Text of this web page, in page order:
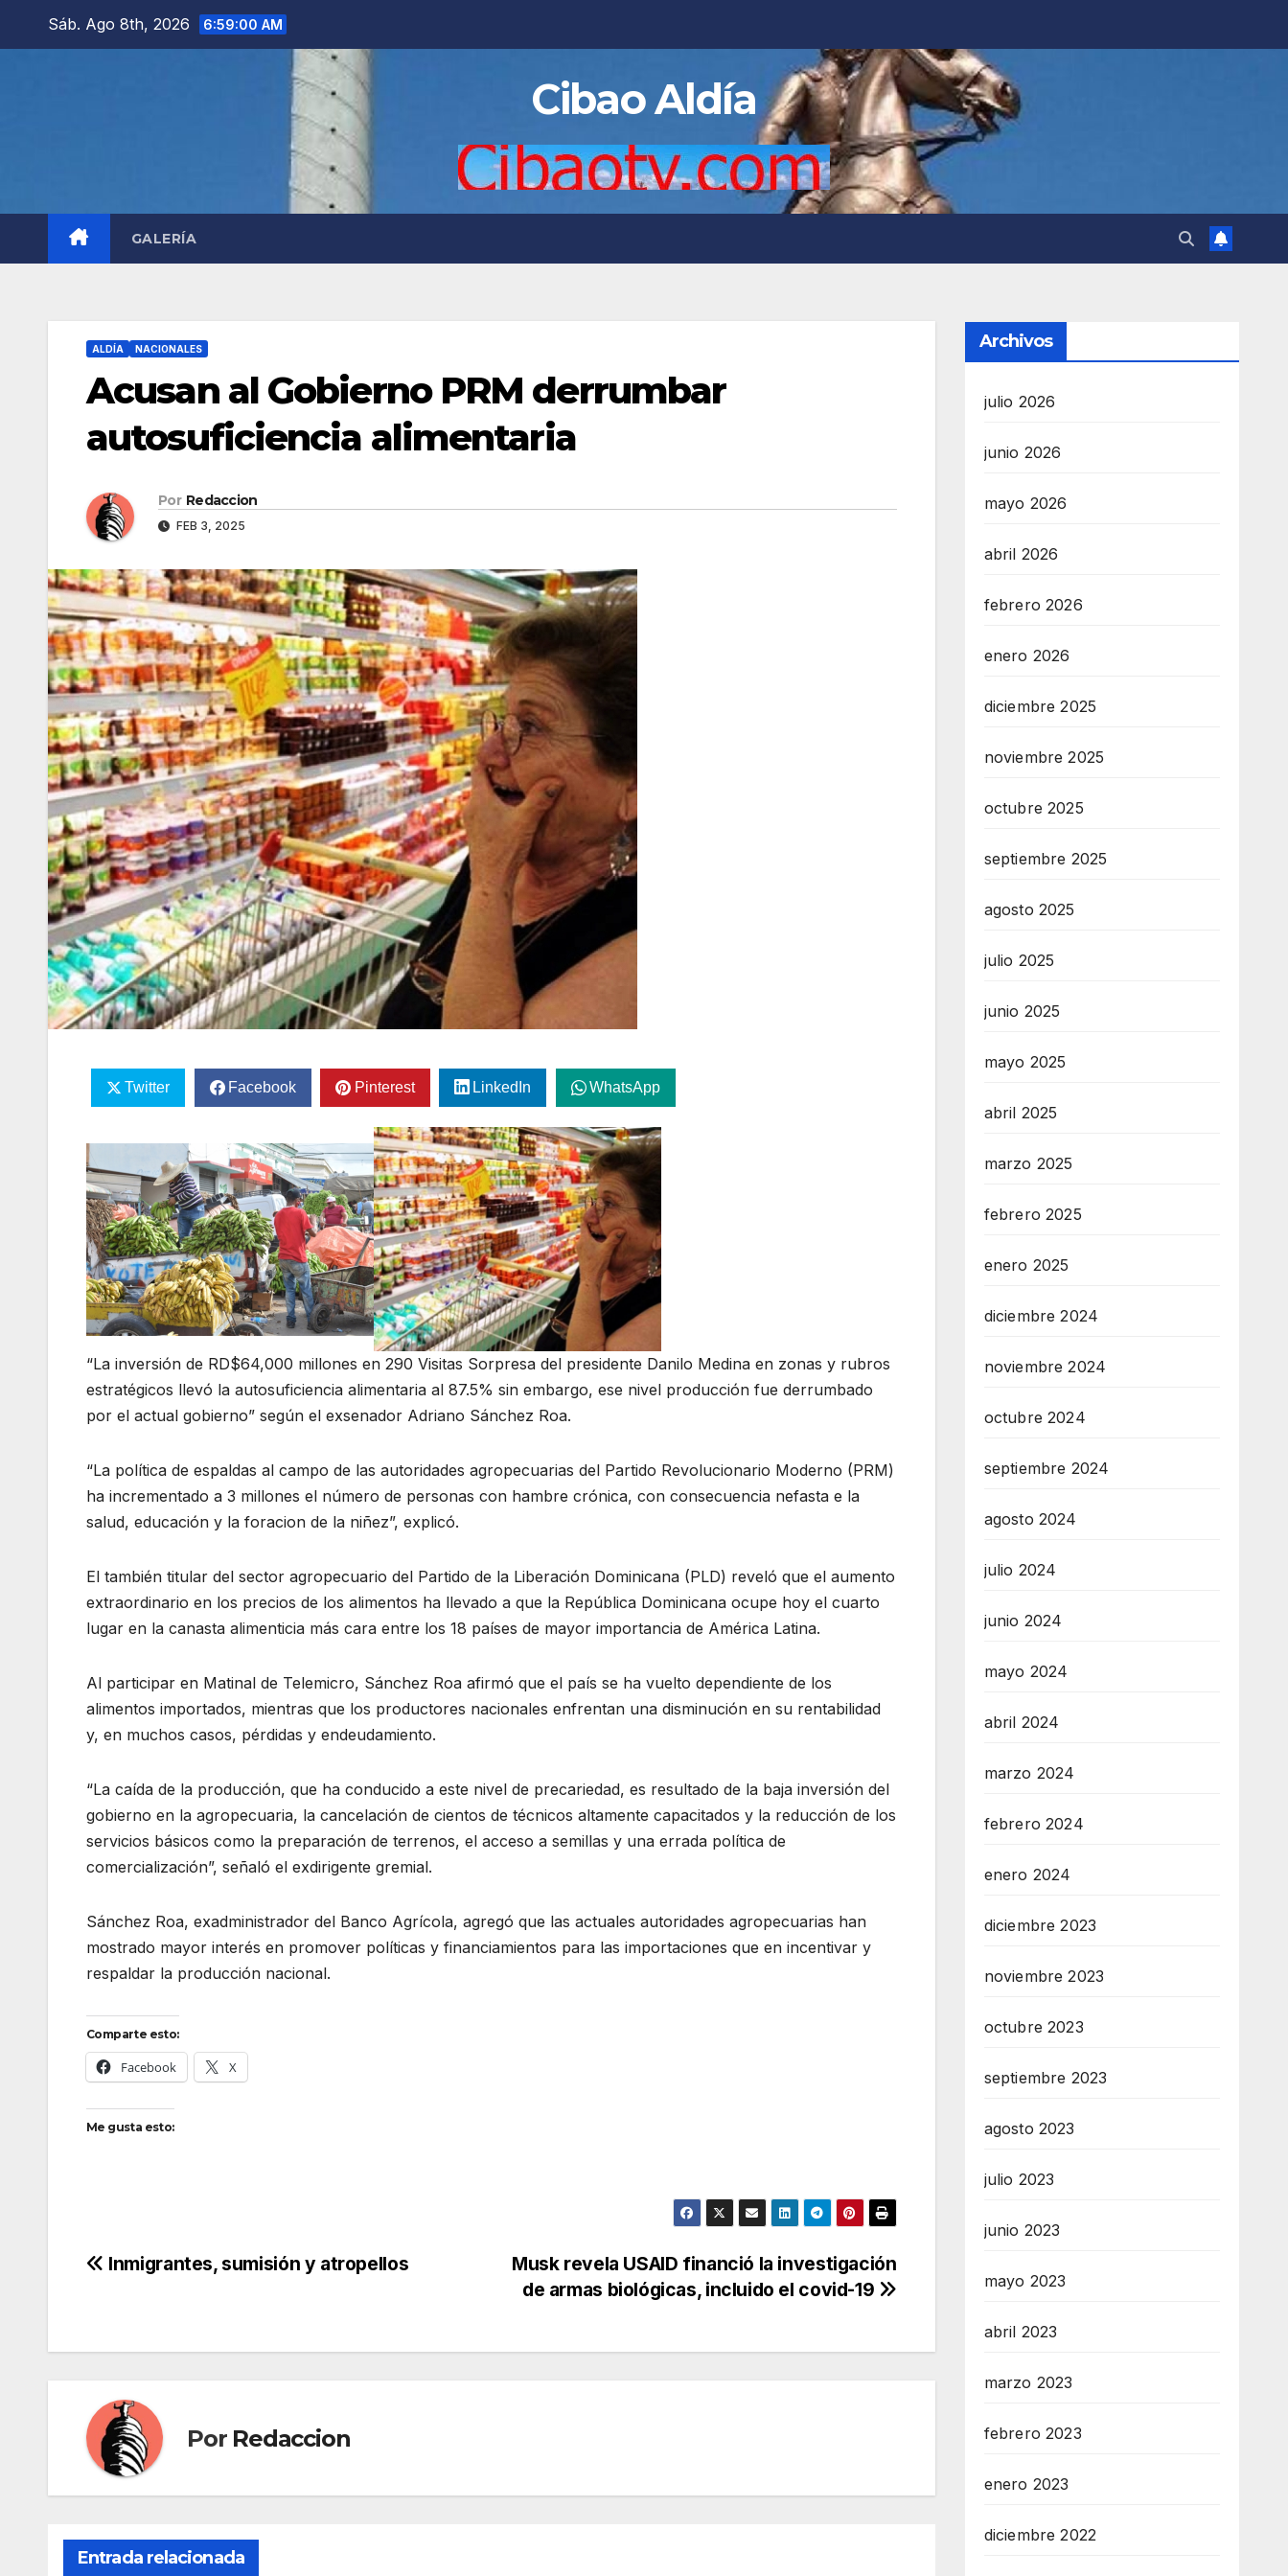
Sáb. Ago 8th, 2026 6:59:02 AM
Cibao Aldía
GALERÍA
ALDÍA NACIONALES
Acusan al Gobierno PRM derrumbar
autosuficiencia alimentaria
Por Redaccion
FEB 3, 2025
Twitter Facebook Pinterest LinkedIn WhatsApp
“La inversión de RD$64,000 millones en 290 Visitas Sorpresa del presidente Danilo Medina en zonas y rubros
estratégicos llevó la autosuficiencia alimentaria al 87.5% sin embargo, ese nivel producción fue derrumbado
por el actual gobierno” según el exsenador Adriano Sánchez Roa.
“La política de espaldas al campo de las autoridades agropecuarias del Partido Revolucionario Moderno (PRM)
ha incrementado a 3 millones el número de personas con hambre crónica, con consecuencia nefasta e la
salud, educación y la foracion de la niñez”, explicó.
El también titular del sector agropecuario del Partido de la Liberación Dominicana (PLD) reveló que el aumento
extraordinario en los precios de los alimentos ha llevado a que la República Dominicana ocupe hoy el cuarto
lugar en la canasta alimenticia más cara entre los 18 países de mayor importancia de América Latina.
Al participar en Matinal de Telemicro, Sánchez Roa afirmó que el país se ha vuelto dependiente de los
alimentos importados, mientras que los productores nacionales enfrentan una disminución en su rentabilidad
y, en muchos casos, pérdidas y endeudamiento.
“La caída de la producción, que ha conducido a este nivel de precariedad, es resultado de la baja inversión del
gobierno en la agropecuaria, la cancelación de cientos de técnicos altamente capacitados y la reducción de los
servicios básicos como la preparación de terrenos, el acceso a semillas y una errada política de
comercialización”, señaló el exdirigente gremial.
Sánchez Roa, exadministrador del Banco Agrícola, agregó que las actuales autoridades agropecuarias han
mostrado mayor interés en promover políticas y financiamientos para las importaciones que en incentivar y
respaldar la producción nacional.
Comparte esto:
Facebook X
Me gusta esto:
Navegación
entradas
Musk revela USAID financió la investigación
de armas biológicas, incluido el covid-19
Inmigrantes, sumisión y atropellos
Por Redaccion
Entrada relacionada
Archivos
julio 2026
junio 2026
mayo 2026
abril 2026
febrero 2026
enero 2026
diciembre 2025
noviembre 2025
octubre 2025
septiembre 2025
agosto 2025
julio 2025
junio 2025
mayo 2025
abril 2025
marzo 2025
febrero 2025
enero 2025
diciembre 2024
noviembre 2024
octubre 2024
septiembre 2024
agosto 2024
julio 2024
junio 2024
mayo 2024
abril 2024
marzo 2024
febrero 2024
enero 2024
diciembre 2023
noviembre 2023
octubre 2023
septiembre 2023
agosto 2023
julio 2023
junio 2023
mayo 2023
abril 2023
marzo 2023
febrero 2023
enero 2023
diciembre 2022